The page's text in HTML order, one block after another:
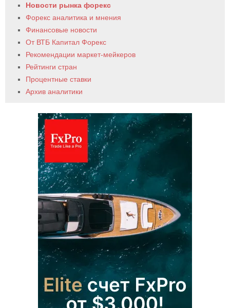
Новости рынка форекс
Форекс аналитика и мнения
Финансовые новости
От ВТБ Капитал Форекс
Рекомендации маркет-мейкеров
Рейтинги стран
Процентные ставки
Архив аналитики